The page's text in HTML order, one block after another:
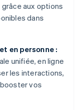
aux options
dans
en personne :
unifiée, en ligne
les interactions,
vos